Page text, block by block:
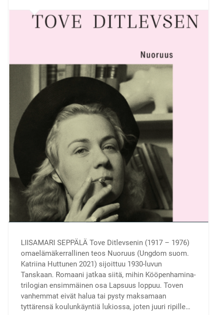
LIISAMARI SEPPÄLÄ Tove Ditlevsenin (1917 – 1976)
omaelämäkerrallinen teos Nuoruus (Ungdom suom.
Katriina Huttunen 2021) sijoittuu 1930-luvun
Tanskaan. Romaani jatkaa siitä, mihin Kööpenhamina-
trilogian ensimmäinen osa Lapsuus loppuu. Toven
vanhemmat eivät halua tai pysty maksamaan
tyttärensä koulunkäyntiä lukiossa, joten juuri ripille…